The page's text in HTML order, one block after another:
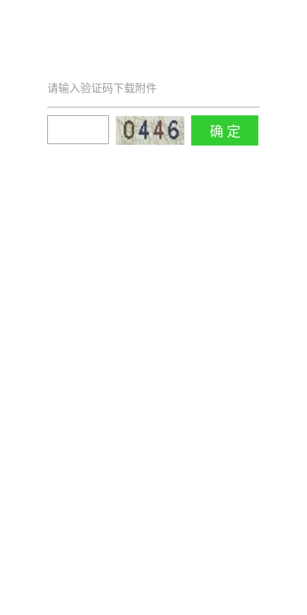
请输入验证码下载附件